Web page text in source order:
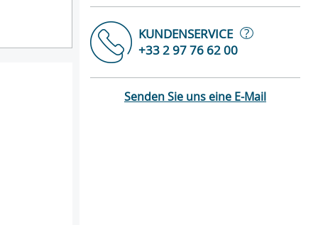
KUNDENSERVICE
?
+33 2 97 76 62 00
Senden Sie uns eine E-Mail